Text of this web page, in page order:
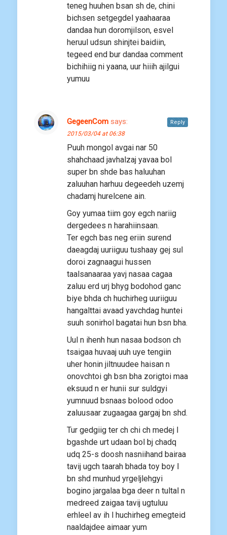
teneg huuhen bsan sh de, chini
bichsen setgegdel yaahaaraa
dandaa hun doromjilson, esvel
heruul udsun shinjtei baidiin,
tegeed end bur dandaa comment
bichihiig ni yaana, uur hiiih ajilgui
yumuu
GegeenCom says:
2015/03/04 at 06:38
Puuh mongol avgai nar 50
shahchaad javhalzaj yavaa bol
super bn shde bas haluuhan
zaluuhan harhuu degeedeh uzemj
chadamj hurelcene ain.
Goy yumaa tiim goy egch nariig
dergedees n harahiinsaan.
Ter egch bas neg eriin surend
daeagdaj uuriiguu tushaay gej sul
doroi zagnaagui hussen
taalsanaaraa yavj nasaa cagaa
zaluu erd urj bhyg bodohod ganc
biye bhda ch huchirheg uuriiguu
hangalttai avaad yavchdag huntei
suuh sonirhol bagatai hun bsn bha.
Uul n ihenh hun nasaa bodson ch
tsaigaa huvaaj uuh uye tengiin
uher honin jiltnuudee haisan n
onovchtoi gh bsn bha zorigtoi maa
eksuud n er hunii sur suldgyi
yumnuud bsnaas bolood odoo
zaluusaar zugaagaa gargaj bn shd.
Tur gedgiig ter ch chi ch medej l
bgashde urt udaan bol bj chadq
udq 25-s doosh nasniihand bairaa
tavij ugch taarah bhada toy boy l
bn shd munhud yrgeljlehgyi
bogino jargalaa bga deer n tultal n
medreed zaigaa tavij ugtuluu
erhleel av ih l huchirheg emegteid
naaldajdee aimaar yum
Reply